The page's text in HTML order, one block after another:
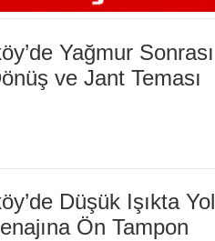
Yağmur Sonrası
ve Jant Teması
Düşük Işıkta Yol
Ön Tampon